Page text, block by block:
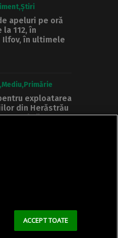
Știri
apeluri pe oră
112, în
Ilfov, în ultimele
Mediu Primărie
exploatarea
din Herăstrău
Apel către PMB
de
a fost resimțit la
ACCEPT TOATE